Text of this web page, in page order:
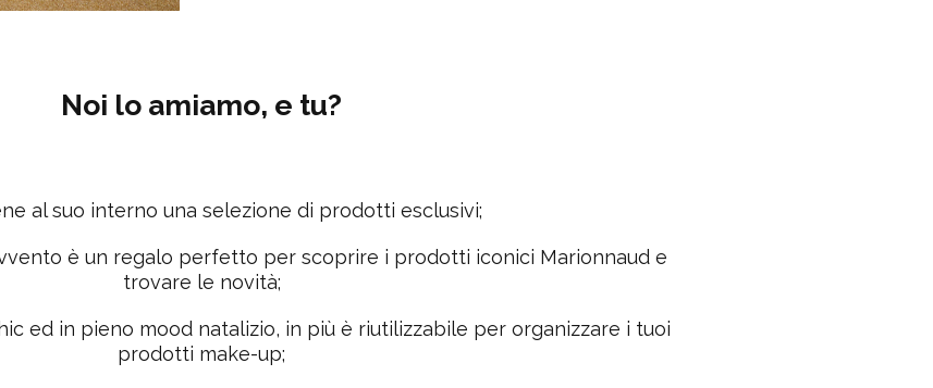
Noi lo amiamo, e tu?
al suo interno una selezione di prodotti esclusivi;
è un regalo perfetto per scoprire i prodotti iconici Marionnaud e
trovare le novità;
ed in pieno mood natalizio, in più è riutilizzabile per organizzare i tuoi
prodotti make-up;